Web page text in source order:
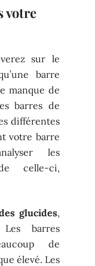
votre
sur le
barre
manque de
barres de
différentes
votre barre
les
celle-ci,
glucides,
barres
de
élevé. Les